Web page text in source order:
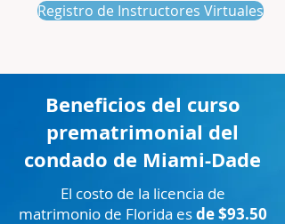
Registro de Instructores Virtuales
Beneficios del curso
prematrimonial del
condado de Miami-Dade
El costo de la licencia de
matrimonio de Florida esde $93.50